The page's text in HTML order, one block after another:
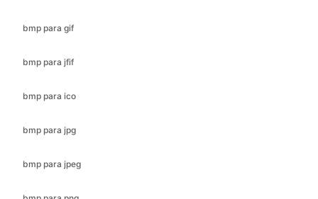
bmp para ico
bmp para jpg
bmp para jpeg
bmp para png
bmp para pdf